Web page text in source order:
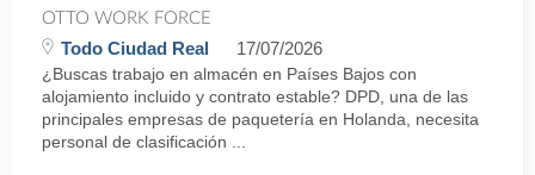
OTTO WORK FORCE
Todo Ciudad Real 17/07/2026
¿Buscas trabajo en almacén en Países Bajos con
alojamiento incluido y contrato estable? DPD, una de las
principales empresas de paquetería en Holanda, necesita
personal de clasificación ...